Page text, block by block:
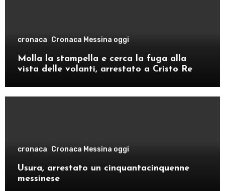
cronaca Cronaca Messina oggi
Molla la stampella e cerca la fuga alla
vista delle volanti, arrestato a Cristo Re
cronaca Cronaca Messina oggi
Usura, arrestato un cinquantacinquenne
messinese